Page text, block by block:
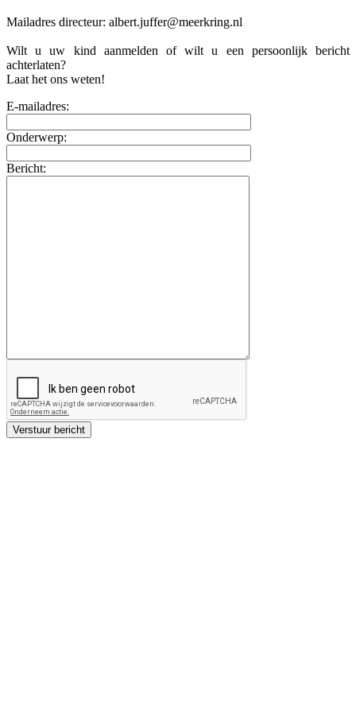
Mailadres directeur: albert.juffer@meerkring.nl
Wilt u uw kind aanmelden of wilt u een persoonlijk bericht
achterlaten?
Laat het ons weten!
E-mailadres:
Onderwerp:
Bericht: